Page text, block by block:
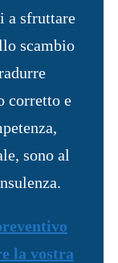
a sfruttare
scambio
corretto e
sono al
la vostra